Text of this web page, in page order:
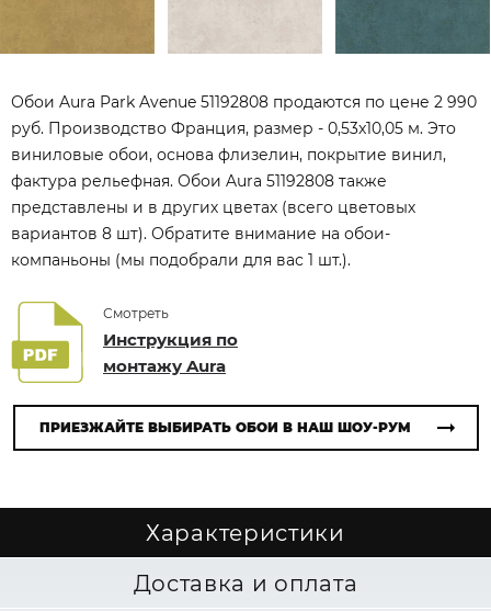
Обои Aura Park Avenue 51192808 продаются по цене 2 990
руб. Производство Франция, размер - 0,53x10,05 м. Это
виниловые обои, основа флизелин, покрытие винил,
фактура рельефная. Обои Aura 51192808 также
представлены и в других цветах (всего цветовых
вариантов 8 шт). Обратите внимание на обои-
компаньоны (мы подобрали для вас 1 шт.).
Смотреть
Инструкция по
монтажу Aura
ПРИЕЗЖАЙТЕ ВЫБИРАТЬ ОБОИ В НАШ ШОУ-РУМ
Характеристики
Доставка и оплата